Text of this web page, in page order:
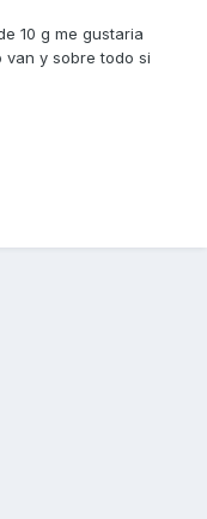
10 g me gustaria
y sobre todo si